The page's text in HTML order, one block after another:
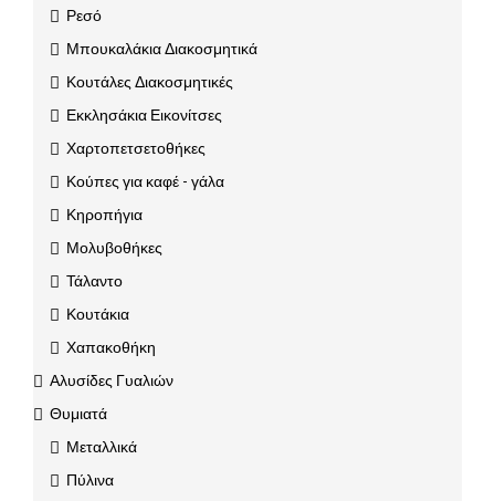
Ρεσό
Μπουκαλάκια Διακοσμητικά
Κουτάλες Διακοσμητικές
Εκκλησάκια Εικονίτσες
Χαρτοπετσετοθήκες
Κούπες για καφέ - γάλα
Κηροπήγια
Μολυβοθήκες
Τάλαντο
Κουτάκια
Χαπακοθήκη
Αλυσίδες Γυαλιών
Θυμιατά
Μεταλλικά
Πύλινα